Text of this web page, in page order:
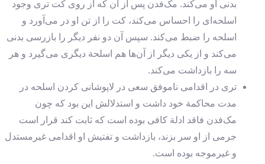
بدنی او می‌کند. مک‌فدن پس از آن که از روی کت تری وجود
اسلحه‌ای را احساس می‌کند،‌ کت را از تن او در می‌آورد و
اسلحه را ضبط می‌کند. سپس آن دو نفر دیگر را بازرسی بدنی
می‌کند و از یکی دیگر از آن‌ها هم اسلحة دیگری می‌گیرد و هر
سه را بازداشت می‌کند.
تری در اقدامی ناموفق سعی در لاپوشانی کردن اسلحه در
مدت محاکمة خود داشت و استدلالش این بود که چون
مک‌فدن فاقد ادلة کافی بوده است که ثابت کند قرار است
جرمی از او سر بزند، بازداشت و تفتیش او اقدامی غیرمستدل
و غیرموجه بوده است.